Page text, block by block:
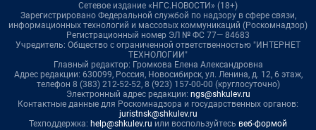
Сетевое издание «НГС.НОВОСТИ» (18+)
Зарегистрировано Федеральной службой по надзору в сфере связи,
информационных технологий и массовых коммуникаций (Роскомнадзор)
Регистрационный номер ЭЛ № ФС 77— 84683
Учредитель: Общество с ограниченной ответственностью "ИНТЕРНЕТ
ТЕХНОЛОГИИ"
Главный редактор: Громкова Елена Александровна
Адрес редакции: 630099, Россия, Новосибирск, ул. Ленина, д. 12, 6 этаж,
телефон 8 (383) 212-52-52, 8 (923) 157-00-00 (круглосуточно)
Электронный адрес редакции: ngs@shkulev.ru
Контактные данные для Роскомнадзора и государственных органов:
juristnsk@shkulev.ru
Техподдержка: help@shkulev.ru или воспользуйтесь веб-формой